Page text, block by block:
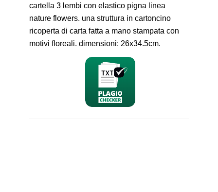
cartella 3 lembi con elastico pigna linea
nature flowers. una struttura in cartoncino
ricoperta di carta fatta a mano stampata con
motivi floreali. dimensioni: 26x34.5cm.